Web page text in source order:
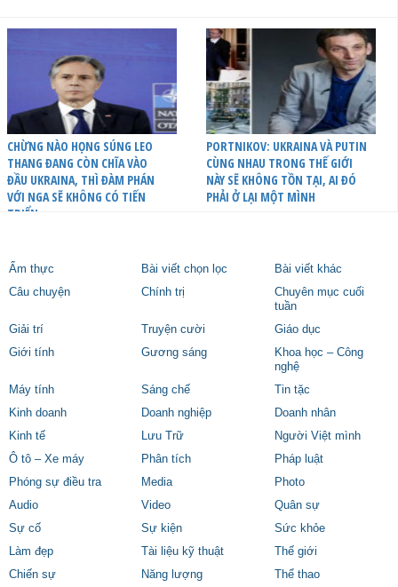
CHỪNG NÀO HỌNG SÚNG LEO
THANG ĐANG CÒN CHĨA VÀO
ĐẦU UKRAINA, THÌ ĐÀM PHÁN
VỚI NGA SẼ KHÔNG CÓ TIẾN
TRIỂN
PORTNIKOV: UKRAINA VÀ PUTIN
CÙNG NHAU TRONG THẾ GIỚI
NÀY SẼ KHÔNG TỒN TẠI, AI ĐÓ
PHẢI Ở LẠI MỘT MÌNH
Ẩm thực Bài viết chọn lọc
Bài viết khác
Câu chuyện
Chính trị
Chuyên mục cuối
tuần
Giải trí
Truyện cười
Giáo dục
Giới tính
Gương sáng
Khoa học – Công
nghệ
Máy tính
Sáng chế
Tin tặc
Kinh doanh
Doanh nghiệp
Doanh nhân
Kinh tế
Lưu Trữ
Người Việt mình
Ô tô – Xe máy
Phân tích
Pháp luật
Phóng sự điều tra
Media
Photo
Audio
Video
Quân sự
Sự cố
Sự kiện
Sức khỏe
Làm đẹp
Tài liệu kỹ thuật
Thế giới
Chiến sự
Năng lượng Thể thao